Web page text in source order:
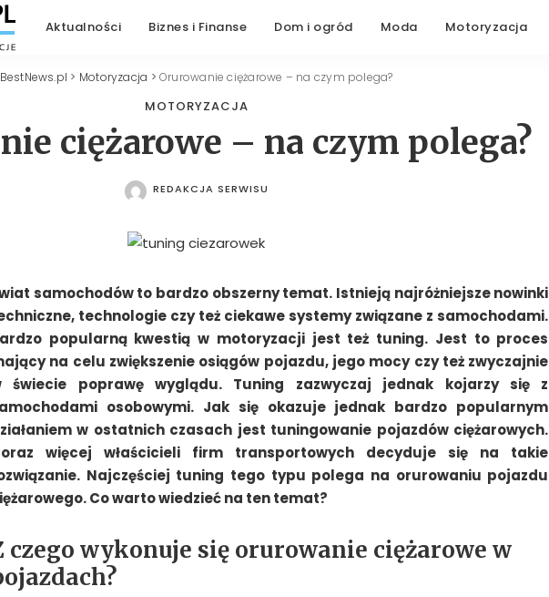
Aktualności Biznes i Finanse Dom i ogród Moda Motoryzacja
BestNews.pl > Motoryzacja >Orurowanie ciężarowe – na czym polega?
MOTORYZACJA
ciężarowe – na czym polega?
POSTED
REDAKCJA SERWISU
samochodów to bardzo obszerny temat. Istnieją najróżniejsze nowinki
technologie czy też ciekawe systemy związane z samochodami.
popularną kwestią w motoryzacji jest też tuning. Jest to proces
na celu zwiększenie osiągów pojazdu, jego mocy czy też zwyczajnie
świecie poprawę wyglądu. Tuning zazwyczaj jednak kojarzy się z
osobowymi. Jak się okazuje jednak bardzo popularnym
w ostatnich czasach jest tuningowanie pojazdów ciężarowych.
więcej właścicieli firm transportowych decyduje się na takie
Najczęściej tuning tego typu polega na orurowaniu pojazdu
Co warto wiedzieć na ten temat?
czego wykonuje się orurowanie ciężarowe w